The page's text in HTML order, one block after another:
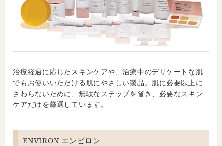
治療経過に応じたスキンケアや、治療中のデリケートな肌
でもお使いいただける肌にやさしい製品。肌に必要以上に
さわらないために、無駄なステップを省き、必要なスキン
ケアだけを厳選しています。
ENVIRON エンビロン